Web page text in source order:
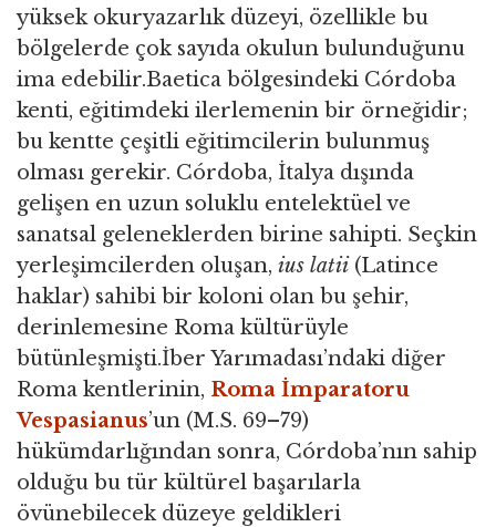
yüksek okuryazarlık düzeyi, özellikle bu
bölgelerde çok sayıda okulun bulunduğunu
ima edebilir.Baetica bölgesindeki Córdoba
kenti, eğitimdeki ilerlemenin bir örneğidir;
bu kentte çeşitli eğitimcilerin bulunmuş
olması gerekir. Córdoba, İtalya dışında
gelişen en uzun soluklu entelektüel ve
sanatsal geleneklerden birine sahipti. Seçkin
yerleşimcilerden oluşan, ius latii(Latince
haklar) sahibi bir koloni olan bu şehir,
derinlemesine Roma kültürüyle
bütünleşmişti.İber Yarımadası’ndaki diğer
Roma kentlerinin, Roma İmparatoru
Vespasianus’un (M.S. 69–79)
hükümdarlığından sonra, Córdoba’nın sahip
olduğu bu tür kültürel başarılarla
övünebilecek düzeye geldikleri